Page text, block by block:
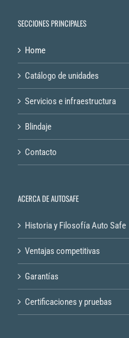
SECCIONES PRINCIPALES
Home
Catálogo de unidades
Servicios e infraestructura
Blindaje
Contacto
ACERCA DE AUTOSAFE
Historia y Filosofía Auto Safe
Ventajas competitivas
Garantías
Certificaciones y pruebas